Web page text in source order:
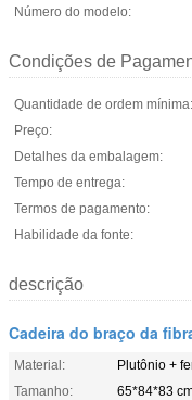
Número do modelo:
Condições de
Quantidade de ordem mínima:
Preço:
Detalhes da embalagem:
Tempo de entrega:
Termos de pagamento:
Habilidade da fonte:
descrição
Cadeira do braço da
Material:
Plutônio +
Tamanho:
65*84*83